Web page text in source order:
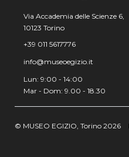
Via Accademia delle Scienze 6,
10123 Torino
+39 011 5617776
info@museoegizio.it
Lun: 9:00 - 14:00
Mar - Dom: 9.00 - 18.30
© MUSEO EGIZIO, Torino 2026